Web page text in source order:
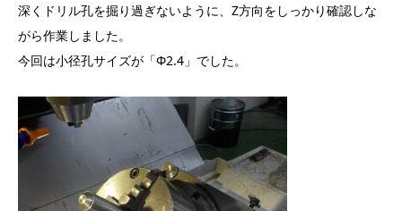
深くドリル孔を掘り過ぎないように、Z方向をしっかり確認しな
がら作業しました。
今回は小径孔サイズが「Φ2.4」でした。